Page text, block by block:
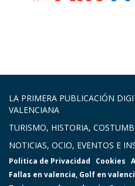
LA PRIMERA PUBLICACIÓN
VALENCIANA
TURISMO, HISTORIA,
NOTICIAS, OCIO, EVENTOS E
Politica de Privacidad Cookies
Fallas en valencia, Golf en